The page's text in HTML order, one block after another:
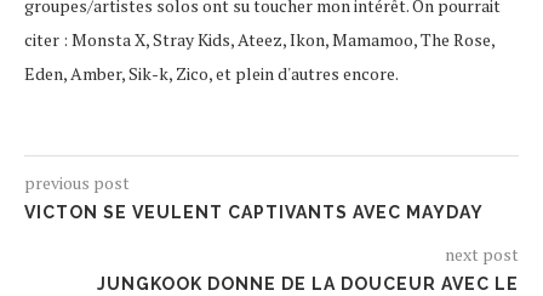
groupes/artistes solos ont su toucher mon intérêt. On pourrait
citer : Monsta X, Stray Kids, Ateez, Ikon, Mamamoo, The Rose,
Eden, Amber, Sik-k, Zico, et plein d'autres encore.
previous post
VICTON SE VEULENT CAPTIVANTS AVEC MAYDAY
next post
JUNGKOOK DONNE DE LA DOUCEUR AVEC LE